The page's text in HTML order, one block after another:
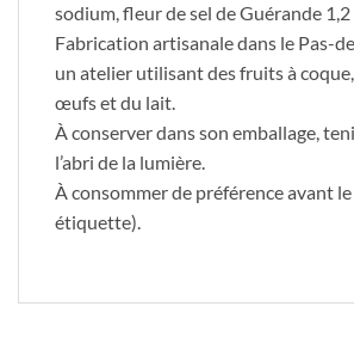
sodium, fleur de sel de Guérande 1,2
Fabrication artisanale dans le Pas-
un atelier utilisant des fruits à
œufs et du lait.
À conserver dans son emballage,
l’abri de la lumière.
À consommer de préférence avant
étiquette).